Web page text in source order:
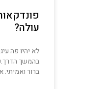
עולה?
לא יהיו פה
בהמשך
ברור ואמיתי.